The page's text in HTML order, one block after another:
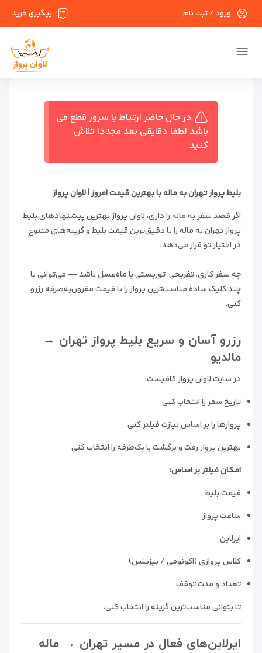
پیگیری خرید ورود / ثبت نام
در حال حاضر ارتباط با سرور قطع می
باشد لطفا دقایقی بعد مجددا تلاش
کنید.
بلیط پرواز تهران به ماله با بهترین قیمت امروز | لاوان پرواز
اگر قصد سفر به ماله را داری، لاوان پرواز بهترین پیشنهادهای بلیط
پرواز تهران به ماله را با دقیق‌ترین قیمت بلیط و گزینه‌های متنوع
در اختیار تو قرار می‌دهد.
چه سفر کاری، تفریحی، توریستی یا ماه‌عسل باشد — می‌توانی با
چند کلیک ساده مناسب‌ترین پرواز را با قیمت مقرون‌به‌صرفه رزرو
کنی.
رزرو آسان و سریع بلیط پرواز تهران →
مالدیو
در سایت لاوان پرواز کافیست:
تاریخ سفر را انتخاب کنی
پروازها را بر اساس نیازت فیلتر کنی
بهترین پرواز رفت و برگشت یا یک‌طرفه را انتخاب کنی
امکان فیلتر بر اساس:
قیمت بلیط
ساعت پرواز
ایرلاین
کلاس پروازی (اکونومی / بیزینس)
تعداد و مدت توقف
تا بتوانی مناسب‌ترین گزینه را انتخاب کنی.
ایرلاین‌های فعال در مسیر تهران → ماله